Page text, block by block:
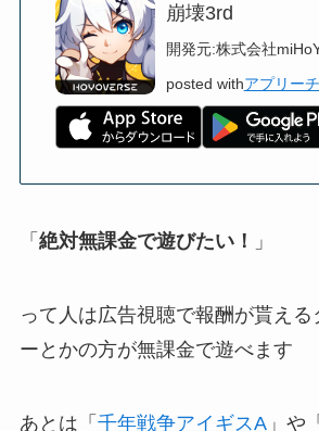
崩壊3rd
開発元:株式会社
posted withアプリーチ
「 絶対無課金で遊びたい！ 」
って人は広告視聴で報酬が貰え
ーとかの方が無課金で遊べます
あとは「 千年戦争アイギスA」や「